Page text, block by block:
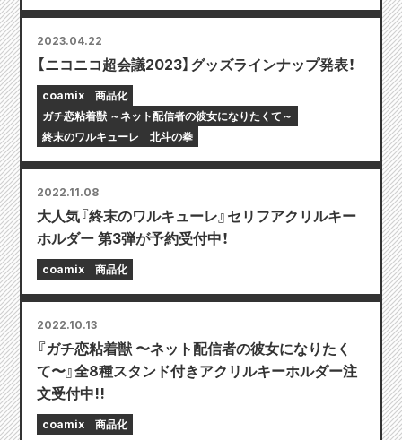
2023.04.22
【ニコニコ超会議2023】グッズラインナップ発表！
coamix
商品化
ガチ恋粘着獣 ～ネット配信者の彼女になりたくて～
終末のワルキューレ
北斗の拳
2022.11.08
大人気『終末のワルキューレ』セリフアクリルキー
ホルダー 第3弾が予約受付中！
coamix 商品化
2022.10.13
『ガチ恋粘着獣 〜ネット配信者の彼女になりたく
て〜』全8種スタンド付きアクリルキーホルダー注
文受付中!!
coamix 商品化